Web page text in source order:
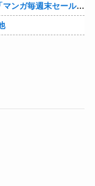
ル（50%還元）」を開催！他